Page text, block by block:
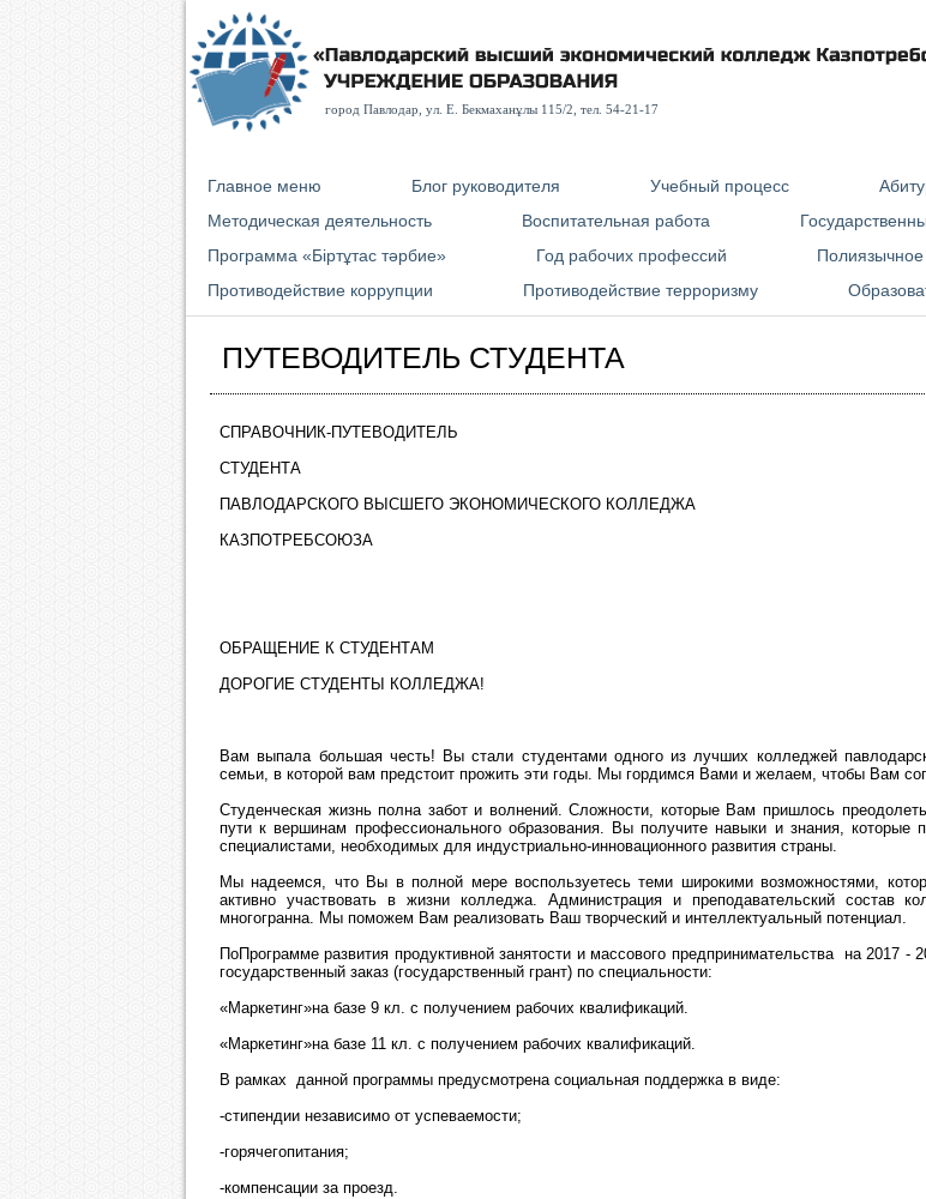
город Павлодар, ул. E. Бекмаханұлы 115/2, тел. 54-21-17
Главное меню Блог руководителя Учебный процесс
Методическая деятельность
Воспитательная работа
Программа «Біртұтас тәрбие»
Год рабочих профессий
Противодействие коррупции
Противодействие терроризму
ПУТЕВОДИТЕЛЬ СТУДЕНТА
СПРАВОЧНИК-ПУТЕВОДИТЕЛЬ
СТУДЕНТА
ПАВЛОДАРСКОГО ВЫСШЕГО ЭКОНОМИЧЕСКОГО КОЛЛЕДЖА
КАЗПОТРЕБСОЮЗА
ОБРАЩЕНИЕ К СТУДЕНТАМ
ДОРОГИЕ СТУДЕНТЫ КОЛЛЕДЖА!
Вам выпала большая честь! Вы стали студентами одного из лучших колледжей
семьи, в которой вам предстоит прожить эти годы. Мы гордимся Вами и желаем, чтобы Вам
Студенческая жизнь полна забот и волнений. Сложности, которые Вам пришлось
пути к вершинам профессионального образования. Вы получите навыки и знания, которые
специалистами, необходимых для индустриально-инновационного развития страны.
Мы надеемся, что Вы в полной мере воспользуетесь теми широкими возможностями,
активно участвовать в жизни колледжа. Администрация и преподавательский состав
многогранна. Мы поможем Вам реализовать Ваш творческий и интеллектуальный потенциал.
ПоПрограмме развития продуктивной занятости и массового предпринимательства на
государственный заказ (государственный грант) по специальности:
«Маркетинг»­на базе 9 кл. с получением рабочих квалификаций.
«Маркетинг»­на базе 11 кл. с получением рабочих квалификаций.
В рамках данной программы предусмотрена социальная поддержка в виде:
-стипендии независимо от успеваемости;
-горячегопитания;
-компенсации за проезд.